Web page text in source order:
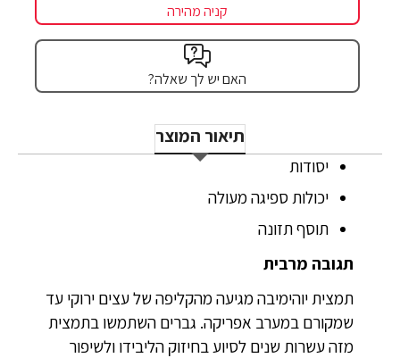
קניה מהירה
האם יש לך שאלה?
תיאור המוצר
יסודות
יכולות ספיגה מעולה
תוסף תזונה
תגובה מרבית
תמצית יוהימיבה מגיעה מהקליפה של עצים ירוקי עד
שמקורם במערב אפריקה. גברים השתמשו בתמצית
מזה עשרות שנים לסיוע בחיזוק הליבידו ולשיפור